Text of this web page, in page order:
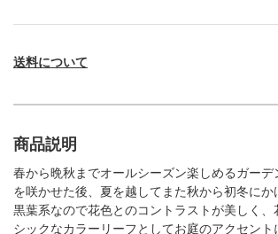
送料について
商品説明
春から晩秋までオールシーズン楽しめるガー
を咲かせた後、夏を越してまた秋から初冬にか
黒葉系なので花色とのコントラストが美しく、
シックなカラーリーフとしてお庭のアクセント